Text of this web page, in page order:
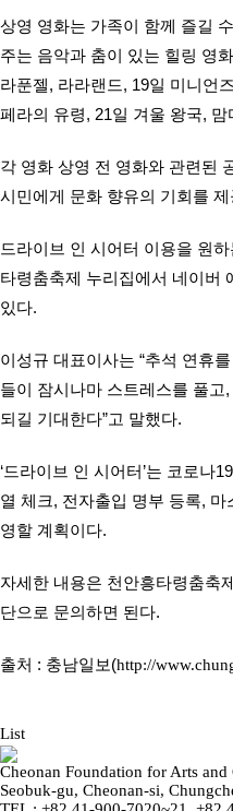
상영 영화는 가족이 함께 즐길
주는 음악과 춤이 있는 힐링 영
라푼젤, 라라랜드, 19일 미니언
페라의 유령, 21일 겨울 왕국,
각 영화 상영 전 영화와 관련된
시민에게 문화 향유의 기회를
드라이브 인 시어터 이용을 원
타령춤축제 누리집에서 네이버
있다.
이성규 대표이사는 “추석 연휴
들이 잠시나마 스트레스를 풀고
되길 기대한다”고 말했다.
‘드라이브 인 시어터’는 코로나
열 체크, 전자출입 명부 등록,
영할 계획이다.
자세한 내용은 천안흥타령춤축
단으로 문의하면 된다.
출처 : 충남일보(http://
List
Cheonan Foundation for Arts
Seobuk-gu, Cheonan-si,